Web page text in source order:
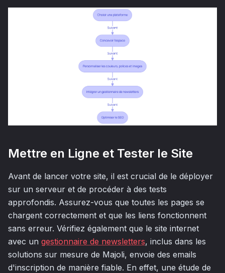
Mettre en Ligne et Tester le Site
Avant de lancer votre site, il est crucial de le déployer
sur un serveur et de procéder à des tests
approfondis. Assurez-vous que toutes les pages se
chargent correctement et que les liens fonctionnent
sans erreur. Vérifiez également que le site internet
avec un gestionnaire de newsletters, inclus dans les
solutions sur mesure de Majoli, envoie des emails
d'inscription de manière fiable. En effet, une étude de